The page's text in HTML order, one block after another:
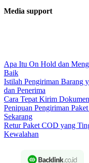
Media support
Apa Itu On Hold dan
Baik
Istilah Pengiriman Barang
dan Penerima
Cara Tepat Kirim
Penipuan Pengiriman
Sekarang
Retur Paket COD yang
Kewalahan